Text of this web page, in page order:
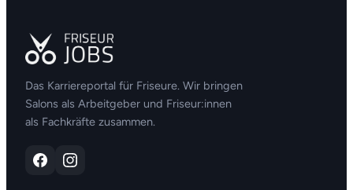
Das Karriereportal für Friseure. Wir bringen
Salons als Arbeitgeber und Friseur:innen
als Fachkräfte zusammen.